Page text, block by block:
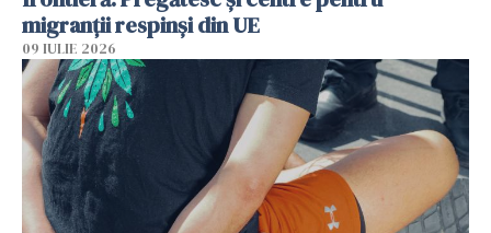
migranții respinși din UE
09 IULIE 2026